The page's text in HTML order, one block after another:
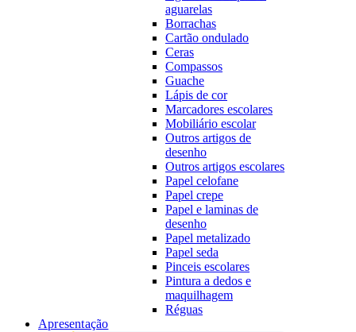
aguarelas
Borrachas
Cartão ondulado
Ceras
Compassos
Guache
Lápis de cor
Marcadores escolares
Mobiliário escolar
Outros artigos de
desenho
Outros artigos escolares
Papel celofane
Papel crepe
Papel e laminas de
desenho
Papel metalizado
Papel seda
Pinceis escolares
Pintura a dedos e
maquilhagem
Réguas
Apresentação